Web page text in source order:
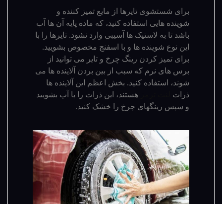
برای شستشوی تایرها از مایع تمیز کننده و
شوینده هایی استفاده کنید، که ماده پایه آن ها آب
باشد تا به لاستیک ها آسیبی وارد نشود. تایرها را با
این نوع شوینده ها و با اسفنج مخصوص بشویید.
برای تمیز کردن رینگ چرخ و تایر می توانید از
برس های نرم که سبب از بین بردن آلاینده ها می
شوند، استفاده کنید. بخش اعظم این آلاینده ها
ذرات
هستند، این ذرات را با آب بشویید
و سپس رینگ­های چرخ را خشک کنید.